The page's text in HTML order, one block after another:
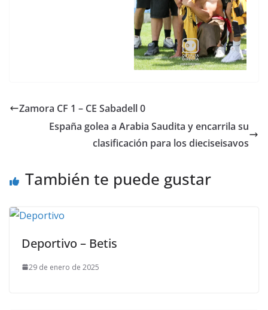
Zamora CF 1 – CE Sabadell 0
España golea a Arabia Saudita y encarrila su
clasificación para los dieciseisavos
También te puede gustar
Deportivo – Betis
29 de enero de 2025